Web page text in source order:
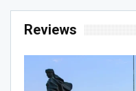
Reviews